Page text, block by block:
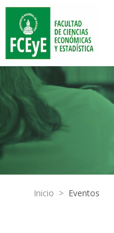
Inicio > Eventos